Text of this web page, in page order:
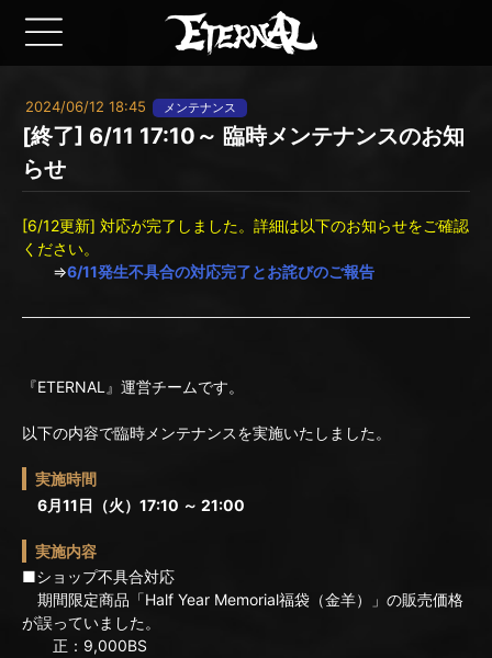
2024/06/12 18:45 メンテナンス
[終了] 6/11 17:10～ 臨時メンテナンスのお知
らせ
[6/12更新] 対応が完了しました。詳細は以下のお知らせをご確認
ください。
⇒6/11発生不具合の対応完了とお詫びのご報告
『ETERNAL』運営チームです。
以下の内容で臨時メンテナンスを実施いたしました。
実施時間
6月11日（火）17:10 ～ 21:00
実施内容
■ショップ不具合対応
期間限定商品「Half Year Memorial福袋（金羊）」の販売価格
が誤っていました。
正：9,000BS